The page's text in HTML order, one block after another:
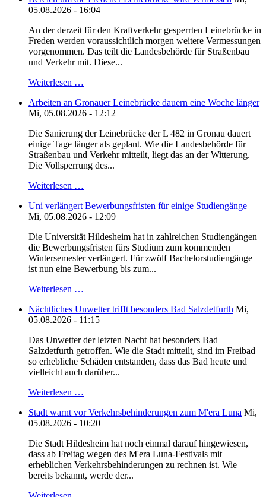
05.08.2026 - 16:04
An der derzeit für den Kraftverkehr gesperrten Leinebrücke in
Freden werden voraussichtlich morgen weitere Vermessungen
vorgenommen. Das teilt die Landesbehörde für Straßenbau
und Verkehr mit. Diese...
Weiterlesen …
Arbeiten an Gronauer Leinebrücke dauern eine Woche länger
Mi, 05.08.2026 - 12:12
Die Sanierung der Leinebrücke der L 482 in Gronau dauert
einige Tage länger als geplant. Wie die Landesbehörde für
Straßenbau und Verkehr mitteilt, liegt das an der Witterung.
Die Vollsperrung des...
Weiterlesen …
Uni verlängert Bewerbungsfristen für einige Studiengänge
Mi, 05.08.2026 - 12:09
Die Universität Hildesheim hat in zahlreichen Studiengängen
die Bewerbungsfristen fürs Studium zum kommenden
Wintersemester verlängert. Für zwölf Bachelorstudiengänge
ist nun eine Bewerbung bis zum...
Weiterlesen …
Nächtliches Unwetter trifft besonders Bad Salzdetfurth Mi,
05.08.2026 - 11:15
Das Unwetter der letzten Nacht hat besonders Bad
Salzdetfurth getroffen. Wie die Stadt mitteilt, sind im Freibad
so erhebliche Schäden entstanden, dass das Bad heute und
vielleicht auch darüber...
Weiterlesen …
Stadt warnt vor Verkehrsbehinderungen zum M'era Luna Mi,
05.08.2026 - 10:20
Die Stadt Hildesheim hat noch einmal darauf hingewiesen,
dass ab Freitag wegen des M'era Luna-Festivals mit
erheblichen Verkehrsbehinderungen zu rechnen ist. Wie
bereits bekannt, werde der...